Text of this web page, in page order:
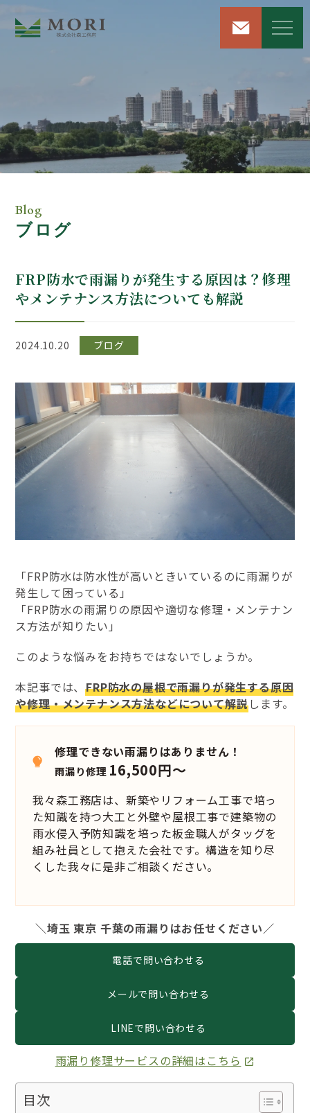
リフォーム＆リノベーション
雨漏り修理サービス
Blog
ブログ
FRP防水で雨漏りが発生する原因は？修理
やメンテナンス方法についても解説
2024.10.20 ブログ
「FRP防水は防水性が高いときいているのに雨漏りが
発生して困っている」
「FRP防水の雨漏りの原因や適切な修理・メンテナン
ス方法が知りたい」
このような悩みをお持ちではないでしょうか。
本記事では、FRP防水の屋根で雨漏りが発生する原因
や修理・メンテナンス方法などについて解説します。
修理できない雨漏りはありません！
雨漏り修理 16,500円～
我々森工務店は、新築やリフォーム工事で培っ
た知識を持つ大工と外壁や屋根工事で建築物の
雨水侵入予防知識を培った板金職人がタッグを
組み社員として抱えた会社です。構造を知り尽
くした我々に是非ご相談ください。
＼埼玉 東京 千葉の雨漏りはお任せください／
電話で問い合わせる
メールで問い合わせる
LINEで問い合わせる
雨漏り修理サービスの詳細はこちら
目次